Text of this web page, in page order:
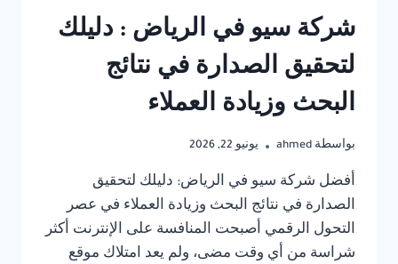
شركة سيو في الرياض : دليلك
لتحقيق الصدارة في نتائج
البحث وزيادة العملاء
بواسطة ahmed يونيو 22, 2026
أفضل شركة سيو في الرياض: دليلك لتحقيق
الصدارة في نتائج البحث وزيادة العملاء في عصر
التحول الرقمي أصبحت المنافسة على الإنترنت أكثر
شراسة من أي وقت مضى، ولم يعد امتلاك موقع